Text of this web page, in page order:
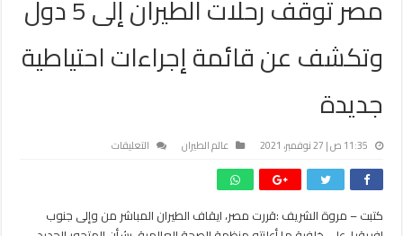
مصر توقف رحلات الطيران إلى 5 دول
وتكشف عن قائمة إجراءات احتياطية
جديدة
11:35 ص | 27 نوفمبر، 2021 عالم الطيران التعليقات
الطيران
كتبت – مروة الشريف :قررت مصر، ايقاف الطيران المباشر من وإلى جنوب